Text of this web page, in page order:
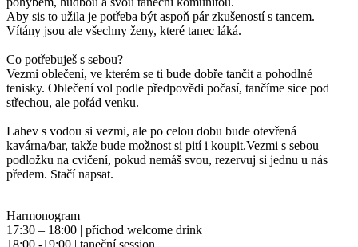
Aby sis to užila je potřeba být aspoň pár zkušeností s tancem.
Vítány jsou ale všechny ženy, které tanec láká.
Co potřebuješ s sebou?
Vezmi oblečení, ve kterém se ti bude dobře tančit a pohodlné
tenisky. Oblečení vol podle předpovědi počasí, tančíme sice pod
střechou, ale pořád venku.
Lahev s vodou si vezmi, ale po celou dobu bude otevřená
kavárna/bar, takže bude možnost si pití i koupit.Vezmi s sebou
podložku na cvičení, pokud nemáš svou, rezervuj si jednu u nás
předem. Stačí napsat.
Harmonogram
17:30 – 18:00 | příchod welcome drink